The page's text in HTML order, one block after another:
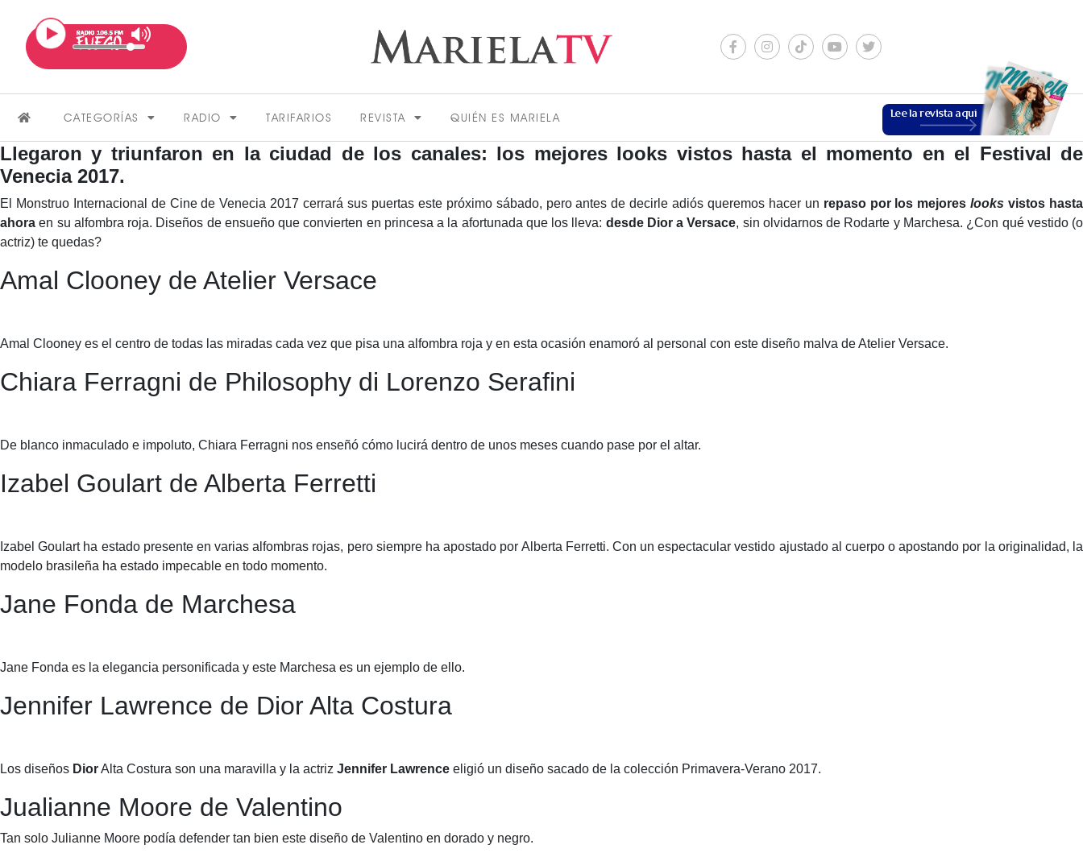
CATEGORÍAS RADIO TARIFARIOS REVISTA QUIÉN ES MARIELA Lee la revista aquí
FARÁNDULA
VER MÁS VER MÁS VER MÁS
VER TODAS LAS CATEGORÍAS
Llegaron y triunfaron en la ciudad de los canales: los mejores looks vistos hasta el momento en el Festival de
Venecia 2017.
El Monstruo Internacional de Cine de Venecia 2017 cerrará sus puertas este próximo sábado, pero antes de decirle adiós queremos hacer un repaso por los mejoreslooks vistos hasta
ahora en su alfombra roja. Diseños de ensueño que convierten en princesa a la afortunada que los lleva: desde Dior a Versace, sin olvidarnos de Rodarte y Marchesa. ¿Con qué vestido (o
actriz) te quedas?
Amal Clooney de Atelier Versace
Amal Clooney es el centro de todas las miradas cada vez que pisa una alfombra roja y en esta ocasión enamoró al personal con este diseño malva de Atelier Versace.
Chiara Ferragni de Philosophy di Lorenzo Serafini
De blanco inmaculado e impoluto, Chiara Ferragni nos enseñó cómo lucirá dentro de unos meses cuando pase por el altar.
Izabel Goulart de Alberta Ferretti
Izabel Goulart ha estado presente en varias alfombras rojas, pero siempre ha apostado por Alberta Ferretti. Con un espectacular vestido ajustado al cuerpo o apostando por la originalidad, la
modelo brasileña ha estado impecable en todo momento.
Jane Fonda de Marchesa
Jane Fonda es la elegancia personificada y este Marchesa es un ejemplo de ello.
Jennifer Lawrence de Dior Alta Costura
Los diseños DiorAlta Costura son una maravilla y la actriz Jennifer Lawrence eligió un diseño sacado de la colección Primavera-Verano 2017.
Jualianne Moore de Valentino
Tan solo Julianne Moore podía defender tan bien este diseño de Valentino en dorado y negro.